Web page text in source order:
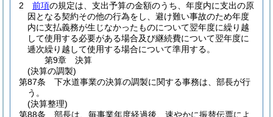
2
前項の規定は、支出予算の金額のうち、年度内に支出の原
因となる契約その他の行為をし、避け難い事故のため年度
内に支払義務が生じなかったものについて翌年度に繰り越
して使用する必要がある場合及び継続費について翌年度に
逓次繰り越して使用する場合について準用する。
第9章
決算
(決算の調製)
第87条
下水道事業の決算の調製に関する事務は、部長が行
う。
(決算整理)
第88条
部長は、毎事業年度経過後、速やかに振替伝票によ